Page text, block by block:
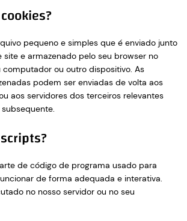
pequeno e simples que é enviado junto
e armazenado pelo seu browser no
ou outro dispositivo. As
podem ser enviadas de volta aos
aos servidores dos terceiros relevantes
de código de programa usado para
de forma adequada e interativa.
no nosso servidor ou no seu